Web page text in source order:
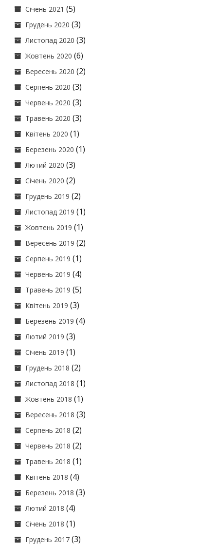
Січень 2021 (5)
Грудень 2020 (3)
Листопад 2020 (3)
Жовтень 2020 (6)
Вересень 2020 (2)
Серпень 2020 (3)
Червень 2020 (3)
Травень 2020 (3)
Квітень 2020 (1)
Березень 2020 (1)
Лютий 2020 (3)
Січень 2020 (2)
Грудень 2019 (2)
Листопад 2019 (1)
Жовтень 2019 (1)
Вересень 2019 (2)
Серпень 2019 (1)
Червень 2019 (4)
Травень 2019 (5)
Квітень 2019 (3)
Березень 2019 (4)
Лютий 2019 (3)
Січень 2019 (1)
Грудень 2018 (2)
Листопад 2018 (1)
Жовтень 2018 (1)
Вересень 2018 (3)
Серпень 2018 (2)
Червень 2018 (2)
Травень 2018 (1)
Квітень 2018 (4)
Березень 2018 (3)
Лютий 2018 (4)
Січень 2018 (1)
Грудень 2017 (3)